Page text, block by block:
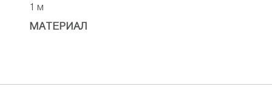
1 м
МАТЕРИАЛ